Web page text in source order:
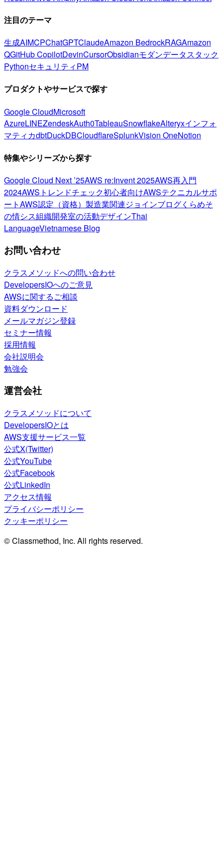
注目のテーマ
生成AIMCPChatGPTClaudeAmazon BedrockRAGAmazon
QGitHub CopilotDevinCursorObsidianモダンデータスタック
PythonセキュリティPM
プロダクトやサービスで探す
Google CloudMicrosoft
AzureLINEZendeskAuth0TableauSnowflakeAlteryxインフォ
マティカdbtDuckDBCloudflareSplunkVision OneNotion
特集やシリーズから探す
Google Cloud Next ’25AWS re:Invent 2025AWS再入門
2024AWSトレンドチェック初心者向けAWSテクニカルサポ
ートAWS認定（資格） 製造業関連ジョインブログくらめそ
の情シス組織開発室の活動デザインThai
LanguageVietnamese Blog
お問い合わせ
クラスメソッドへの問い合わせ
DevelopersIOへのご意見
AWSに関するご相談
資料ダウンロード
メールマガジン登録
セミナー情報
採用情報
会社説明会
勉強会
運営会社
クラスメソッドについて
DevelopersIOとは
AWS支援サービス一覧
公式X(Twitter)
公式YouTube
公式Facebook
公式LinkedIn
アクセス情報
プライバシーポリシー
クッキーポリシー
© Classmethod, Inc. All rights reserved.